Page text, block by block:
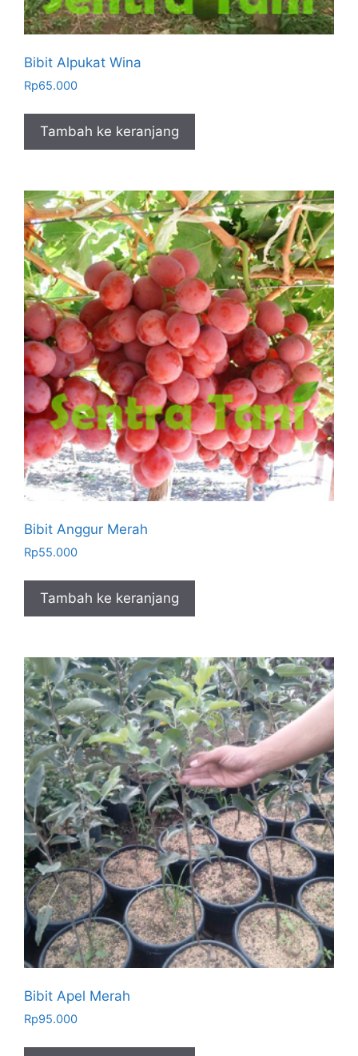
Bibit Alpukat Wina
Rp65.000
Tambah ke keranjang
Bibit Anggur Merah
Rp55.000
Tambah ke keranjang
Bibit Apel Merah
Rp95.000